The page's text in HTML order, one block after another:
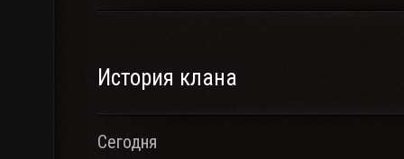
История клана
Сегодня